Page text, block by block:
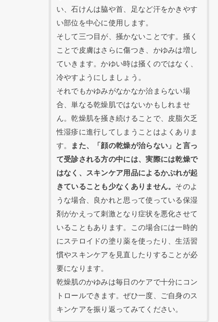
い、石けんは脇や首、足など汗をかきやす
い部位を中心に使用します。
そして三つ目が、掻かないことです。掻く
ことで皮膚はさらに傷つき、かゆみは増し
ていきます。かゆい時は掻くのではなく、
冷やすようにしましょう。
それでもかゆみがなかなか治まらない場
合、単なる乾燥肌ではないかもしれませ
ん。乾燥肌を掻き続けることで、皮脂欠乏
性湿疹に進行してしまうことはよくありま
す。
また、「顔の乾燥が治らない」と言っ
て受診される方の中には、実際には乾燥で
はなく、スキンケア用品によるかぶれが起
きていることも少なくありません。 そのよ
うな場合、良かれと思って使っている保湿
剤がかえって刺激となり症状を悪化させて
いることもあります。この場合には一時的
にステロイドの塗り薬を使ったり、生活習
慣やスキンケアを見直したりすることが必
要になります。
乾燥肌のかゆみは毎日のケアで十分にコン
トロールできます。ぜひ一度、ご自身のス
キンケアを振り返ってみてください。